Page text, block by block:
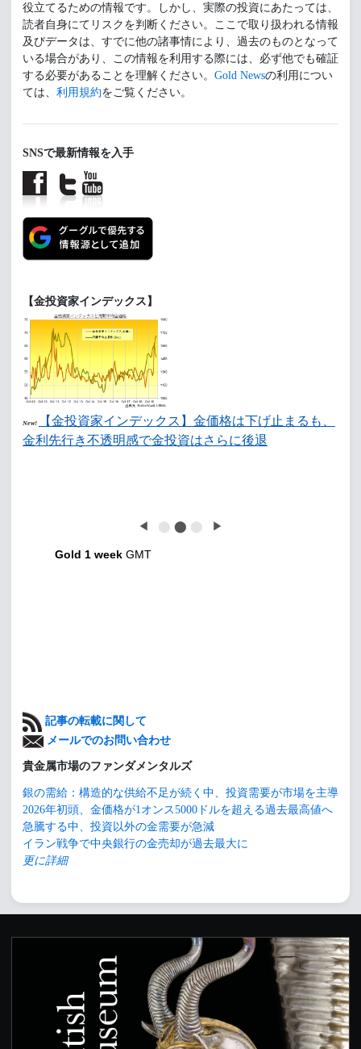
役立てるための情報です。しかし、実際の投資にあたっては、
読者自身にてリスクを判断ください。ここで取り扱われる情報
及びデータは、すでに他の諸事情により、過去のものとなって
いる場合があり、この情報を利用する際には、必ず他でも確証
する必要があることを理解ください。 Gold Newsの利用につい
ては、 利用規約をご覧ください。
SNSで最新情報を入手
【金投資家インデックス】
New!
【金投資家インデックス】金価格は下げ止まるも、
金利先行き不透明感で金投資はさらに後退
◀ ⬤ ⬤ ⬤ ▶
Gold 1 week GMT
記事の転載に関して
メールでのお問い合わせ
貴金属市場のファンダメンタルズ
銀の需給：構造的な供給不足が続く中、投資需要が市場を主導
2026年初頭、金価格が1オンス5000ドルを超える過去最高値へ
急騰する中、投資以外の金需要が急減
イラン戦争で中央銀行の金売却が過去最大に
更に詳細